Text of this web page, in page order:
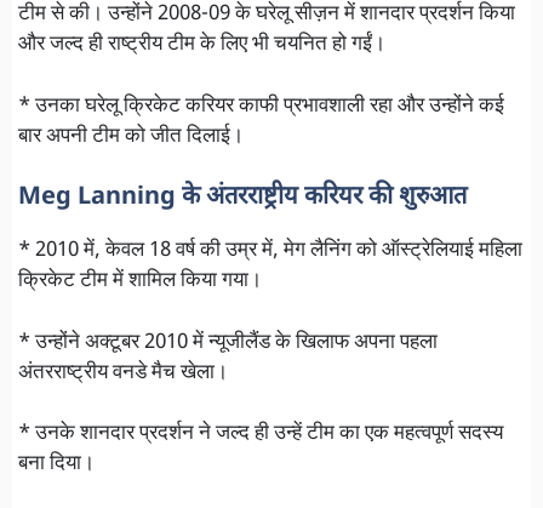
टीम से की। उन्होंने 2008-09 के घरेलू सीज़न में शानदार प्रदर्शन किया
और जल्द ही राष्ट्रीय टीम के लिए भी चयनित हो गईं।
* उनका घरेलू क्रिकेट करियर काफी प्रभावशाली रहा और उन्होंने कई
बार अपनी टीम को जीत दिलाई।
Meg Lanning के अंतरराष्ट्रीय करियर की शुरुआत
* 2010 में, केवल 18 वर्ष की उम्र में, मेग लैनिंग को ऑस्ट्रेलियाई महिला
क्रिकेट टीम में शामिल किया गया।
* उन्होंने अक्टूबर 2010 में न्यूजीलैंड के खिलाफ अपना पहला
अंतरराष्ट्रीय वनडे मैच खेला।
* उनके शानदार प्रदर्शन ने जल्द ही उन्हें टीम का एक महत्वपूर्ण सदस्य
बना दिया।